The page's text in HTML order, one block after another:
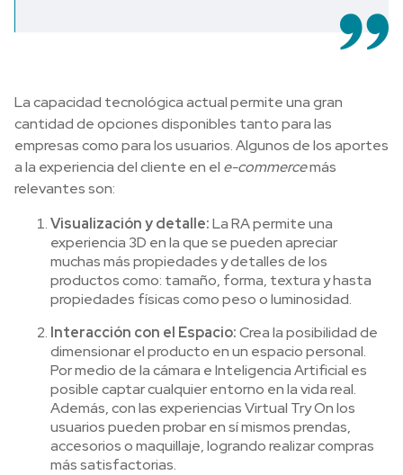
La capacidad tecnológica actual permite una gran
cantidad de opciones disponibles tanto para las
empresas como para los usuarios. Algunos de los aportes
a la experiencia del cliente en el e-commercemás
relevantes son:
Visualización y detalle:La RA permite una
experiencia 3D en la que se pueden apreciar
muchas más propiedades y detalles de los
productos como: tamaño, forma, textura y hasta
propiedades físicas como peso o luminosidad.
Interacción con el Espacio:Crea la posibilidad de
dimensionar el producto en un espacio personal.
Por medio de la cámara e Inteligencia Artificial es
posible captar cualquier entorno en la vida real.
Además, con las experiencias Virtual Try On los
usuarios pueden probar en sí mismos prendas,
accesorios o maquillaje, logrando realizar compras
más satisfactorias.